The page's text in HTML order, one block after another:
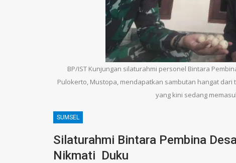
BP/IST Kunjungan silaturahmi personel Bintara
Pulokerto, Mustopa, mendapatkan sambutan hangat
yang kini sedang
SUMSEL
Silaturahmi Bintara Pembina
Nikmati Duku